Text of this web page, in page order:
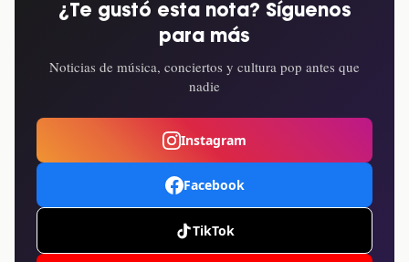
¿Te gustó esta nota? Síguenos
para más
Noticias de música, conciertos y cultura pop antes que
nadie
Instagram
Facebook
TikTok